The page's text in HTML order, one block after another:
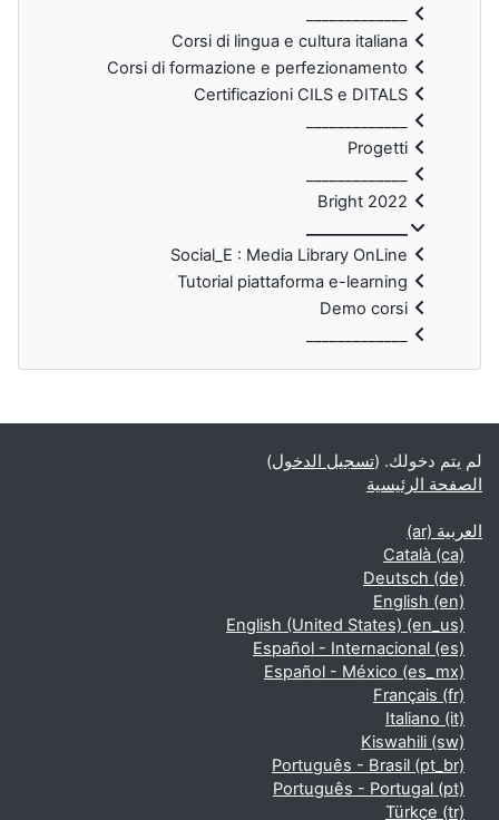
Corsi di lingua e cultura italiana
Corsi di formazione e perfezionamento
Certificazioni CILS e DITALS
Progetti
Bright 2022
Social_E : Media Library OnLine
Tutorial piattaforma e-learning
Demo corsi
الكتل التكميلية
لم يتم دخولك. (تسجيل الدخول)
الصفحة الرئيسية
العربية ‎(ar)‎
Català ‎(ca)‎
Deutsch ‎(de)‎
English ‎(en)‎
English (United States) ‎(en_us)‎
Español - Internacional ‎(es)‎
Español - México ‎(es_mx)‎
Français ‎(fr)‎
Italiano ‎(it)‎
Kiswahili ‎(sw)‎
Português - Brasil ‎(pt_br)‎
Português - Portugal ‎(pt)‎
Türkçe ‎(tr)‎